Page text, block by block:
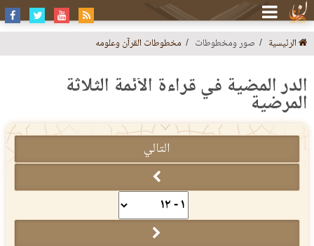
الرئيسية صور ومخطوطات مخطوطات القرآن وعلومه
الدر المضية في قراءة الأئمة الثلاثة
المرضية
التالي